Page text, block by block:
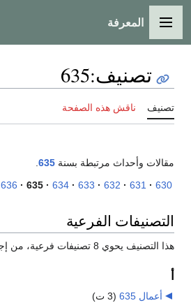
القائمة الرئيسية
المعرفة
تصنيف:
635
تصنيف ناقش هذه الصفحة
مقالات وأحداث مرتبطة بسنة 635
630
631
632
633
634
635
636
التصنيفات الفرعية
هذا التصنيف يحوي 8 تصنيفات فرعية، من إجمالي 8.
أعمال 635 (3 ت)